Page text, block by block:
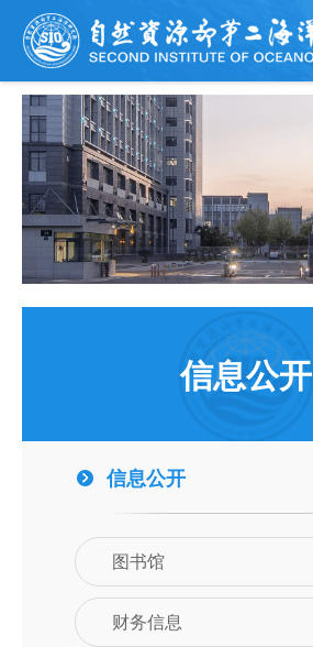
信息公开
信息公开
图书馆
财务信息